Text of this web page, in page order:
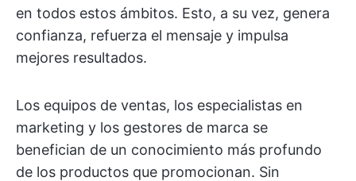
en todos estos ámbitos. Esto, a su vez, genera
confianza, refuerza el mensaje y impulsa
mejores resultados.
Los equipos de ventas, los especialistas en
marketing y los gestores de marca se
benefician de un conocimiento más profundo
de los productos que promocionan. Sin